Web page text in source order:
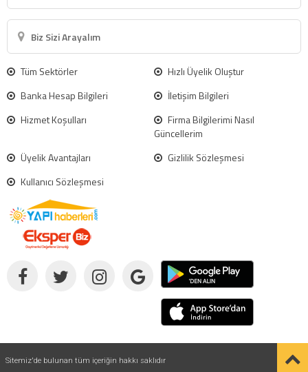
Biz Sizi Arayalım
Tüm Sektörler
Hızlı Üyelik Oluştur
Banka Hesap Bilgileri
İletişim Bilgileri
Hizmet Koşulları
Firma Bilgilerimi Nasıl
Güncellerim
Üyelik Avantajları
Gizlilik Sözleşmesi
Kullanıcı Sözleşmesi
Sitemiz'de bulunan tüm içeriğin hakkı saklıdır